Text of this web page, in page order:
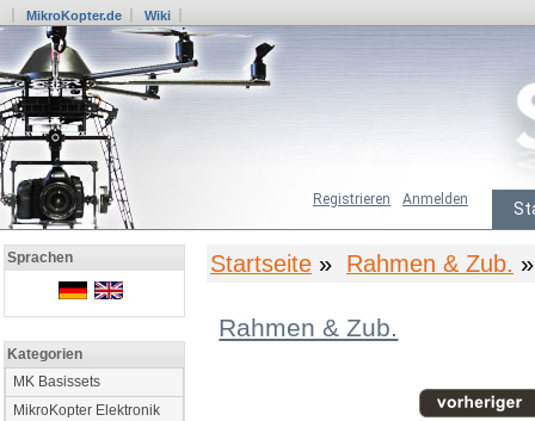
MikroKopter.de Wiki
Anmelden
Registrieren
Sprachen
Kategorien
MK Basissets
MikroKopter Elektronik
Startseite » Rahmen & Zub.
Rahmen & Zub.